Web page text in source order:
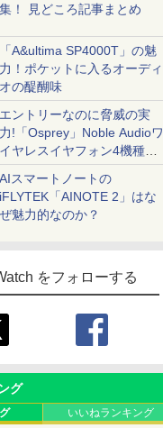
集！ 見どころ記事まとめ
「A&ultima SP4000T」の魅
力！ポケットに入るオーディ
オの醍醐味
エントリーなのに脅威の実
力!「Osprey」Noble Audioワ
イヤレスイヤフォン4機種を
一気に聴く
AIスマートノートの
iFLYTEK「AINOTE 2」はな
ぜ魅力的なのか？
をフォローする
グ
いいねランキング